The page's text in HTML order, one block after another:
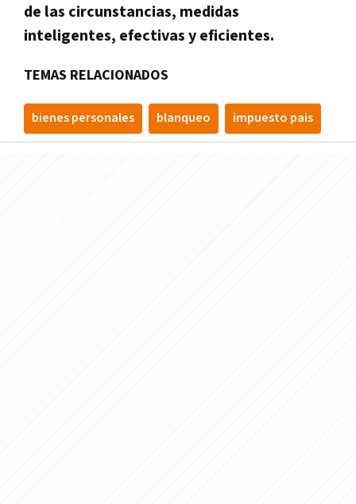
de las circunstancias, medidas
inteligentes, efectivas y eficientes.
TEMAS RELACIONADOS
bienes personales blanqueo impuesto pais